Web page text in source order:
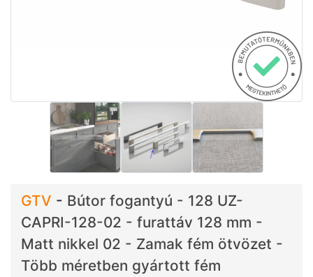
GTV - Bútor fogantyú - 128 UZ-
CAPRI-128-02 - furattáv 128 mm -
Matt nikkel 02 - Zamak fém ötvözet -
Több méretben gyártott fém